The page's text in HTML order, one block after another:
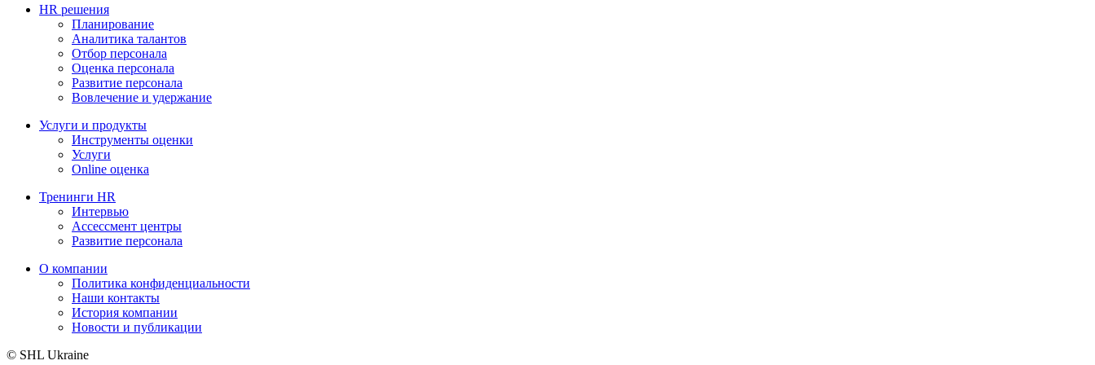
HR решения
Планирование
Аналитика талантов
Отбор персонала
Оценка персонала
Развитие персонала
Вовлечение и удержание
Услуги и продукты
Инструменты оценки
Услуги
Online оценка
Тренинги HR
Интервью
Ассессмент центры
Развитие персонала
О компании
Политика конфиденциальности
Наши контакты
История компании
Новости и публикации
© SHL Ukraine